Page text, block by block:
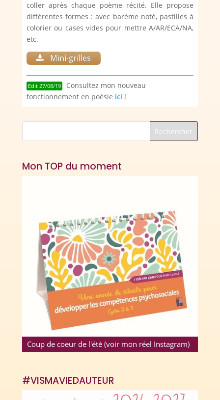
coller après chaque poème récité. Elle propose
différentes formes : avec barème noté, pastilles à
colorier ou cases vides pour mettre A/AR/ECA/NA,
etc.
Mini-grilles
Edit 27/08/19
Consultez mon nouveau
fonctionnement en poésie ici !
Mon TOP du moment
Coup de coeur de l'été (voir mon réel Instagram)
#VISMAVIEDAUTEUR